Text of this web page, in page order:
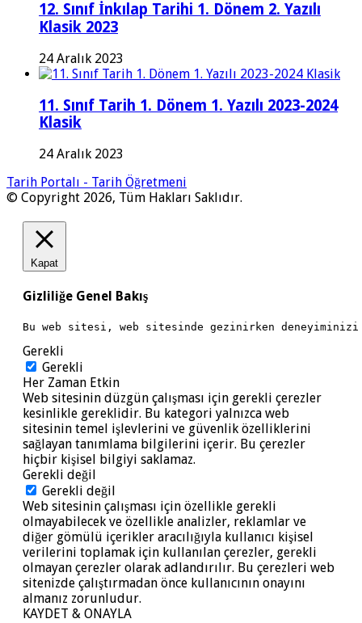
12. Sınıf İnkılap Tarihi 1. Dönem 2. Yazılı
Klasik 2023
24 Aralık 2023
11. Sınıf Tarih 1. Dönem 1. Yazılı 2023-2024
Klasik
24 Aralık 2023
Tarih Portalı - Tarih Öğretmeni
© Copyright 2026, Tüm Hakları Saklıdır.
Kapat
Gizliliğe Genel Bakış
Bu web sitesi, web sitesinde gezinirken
Gerekli
Gerekli
Her Zaman Etkin
Web sitesinin düzgün çalışması için gerekli çerezler
kesinlikle gereklidir. Bu kategori yalnızca web
sitesinin temel işlevlerini ve güvenlik özelliklerini
sağlayan tanımlama bilgilerini içerir. Bu çerezler
hiçbir kişisel bilgiyi saklamaz.
Gerekli değil
Gerekli değil
Web sitesinin çalışması için özellikle gerekli
olmayabilecek ve özellikle analizler, reklamlar ve
diğer gömülü içerikler aracılığıyla kullanıcı kişisel
verilerini toplamak için kullanılan çerezler, gerekli
olmayan çerezler olarak adlandırılır. Bu çerezleri web
sitenizde çalıştırmadan önce kullanıcının onayını
almanız zorunludur.
KAYDET & ONAYLA